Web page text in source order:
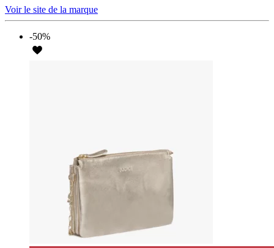
Voir le site de la marque
-50%